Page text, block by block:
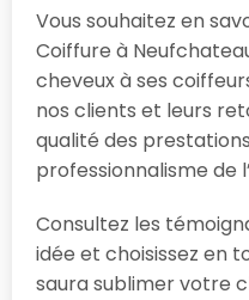
Vous souhaitez en
Coiffure à
cheveux à ses
nos clients et leurs
qualité des
professionnalisme de
Consultez les
idée et choisissez en
saura sublimer votre